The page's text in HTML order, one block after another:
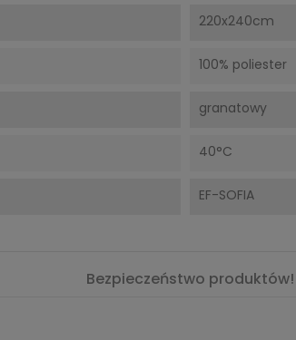
220x240cm
100% poliester
granatowy
40°C
EF-SOFIA
Bezpieczeństwo produktów!